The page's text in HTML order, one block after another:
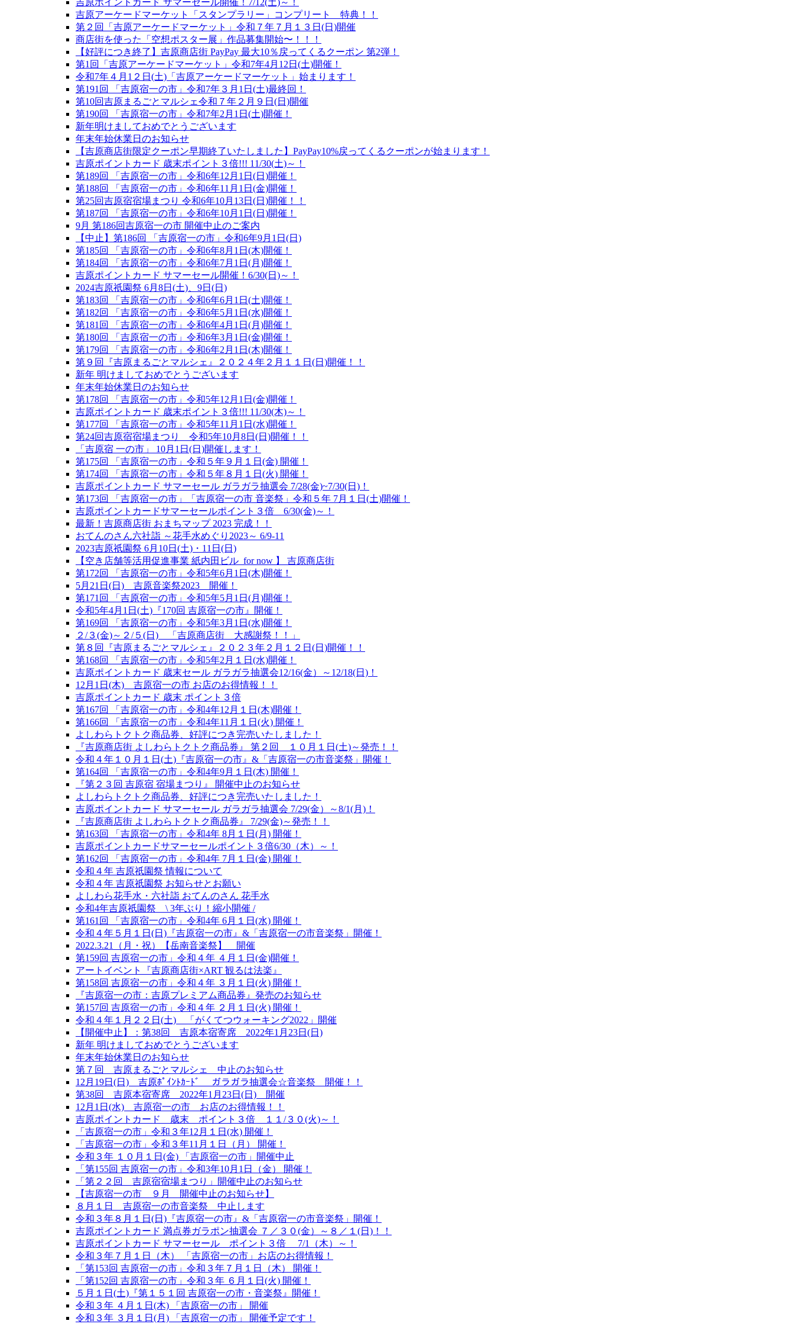
吉原アーケードマーケット「スタンプラリー」コンプリート 特典！！
第２回「吉原アーケードマーケット」令和７年７月１３日(日)開催
商店街を使った「空想ポスター展」作品募集開始〜！！！
【好評につき終了】吉原商店街 PayPay 最大10％戻ってくるクーポン 第2弾！
第1回「吉原アーケードマーケット」令和7年4月12日(土)開催！
令和7年４月1２日(土)「吉原アーケードマーケット」始まります！
第191回 「吉原宿一の市」令和7年３月1日(土)最終回！
第10回吉原まるごとマルシェ令和７年２月９日(日)開催
第190回 「吉原宿一の市」令和7年2月1日(土)開催！
新年明けましておめでとうございます
年末年始休業日のお知らせ
【吉原商店街限定クーポン早期終了いたしました】PayPay10%戻ってくるクーポンが始まります！
吉原ポイントカード 歳末ポイント３倍!!! 11/30(土)～！
第189回 「吉原宿一の市」令和6年12月1日(日)開催！
第188回 「吉原宿一の市」令和6年11月1日(金)開催！
第25回吉原宿宿場まつり 令和6年10月13日(日)開催！！
第187回 「吉原宿一の市」令和6年10月1日(日)開催！
9月 第186回吉原宿一の市 開催中止のご案内
【中止】第186回 「吉原宿一の市」令和6年9月1日(日)
第185回 「吉原宿一の市」令和6年8月1日(木)開催！
第184回 「吉原宿一の市」令和6年7月1日(月)開催！
吉原ポイントカード サマーセール開催！6/30(日)～！
2024吉原祇園祭 6月8日(土)、9日(日)
第183回 「吉原宿一の市」令和6年6月1日(土)開催！
第182回 「吉原宿一の市」令和6年5月1日(水)開催！
第181回 「吉原宿一の市」令和6年4月1日(月)開催！
第180回 「吉原宿一の市」令和6年3月1日(金)開催！
第179回 「吉原宿一の市」令和6年2月1日(木)開催！
第９回『吉原まるごとマルシェ』２０２４年２月１１日(日)開催！！
新年 明けましておめでとうございます
年末年始休業日のお知らせ
第178回 「吉原宿一の市」令和5年12月1日(金)開催！
吉原ポイントカード 歳末ポイント３倍!!! 11/30(木)～！
第177回 「吉原宿一の市」令和5年11月1日(水)開催！
第24回吉原宿宿場まつり 令和5年10月8日(日)開催！！
「吉原宿 一の市」 10月1日(日)開催します！
第175回 「吉原宿一の市」令和５年９月１日(金) 開催！
第174回 「吉原宿一の市」令和５年８月１日(火) 開催！
吉原ポイントカード サマーセール ガラガラ抽選会 7/28(金)~7/30(日)！
第173回 「吉原宿一の市」「吉原宿一の市 音楽祭」令和５年 7月１日(土)開催！
吉原ポイントカードサマーセールポイント３倍 6/30(金)～！
最新！吉原商店街 おまちマップ 2023 完成！！
おてんのさん六社詣 ～花手水めぐり2023～ 6/9-11
2023吉原祇園祭 6月10日(土)・11日(日)
【空き店舗等活用促進事業 紙内田ビル_for now 】 吉原商店街
第172回 「吉原宿一の市」令和5年6月1日(木)開催！
5月21日(日) 吉原音楽祭2023 開催！
第171回 「吉原宿一の市」令和5年5月1日(月)開催！
令和5年4月1日(土)『170回 吉原宿一の市』開催！
第169回 「吉原宿一の市」令和5年3月1日(水)開催！
２/３(金)～２/５(日) 「吉原商店街 大感謝祭！！」
第８回『吉原まるごとマルシェ』２０２３年２月１２日(日)開催！！
第168回 「吉原宿一の市」令和5年2月１日(水)開催！
吉原ポイントカード 歳末セール ガラガラ抽選会12/16(金）～12/18(日)！
12月1日(木) 吉原宿一の市 お店のお得情報！！
吉原ポイントカード 歳末 ポイント３倍
第167回 「吉原宿一の市」令和4年12月１日(木)開催！
第166回 「吉原宿一の市」令和4年11月１日(火) 開催！
よしわらトクトク商品券、好評につき完売いたしました！
『吉原商店街 よしわらトクトク商品券』 第２回 １０月１日(土)～発売！！
令和４年１０月１日(土)『吉原宿一の市』&「吉原宿一の市音楽祭」開催！
第164回 「吉原宿一の市」令和4年9月１日(木) 開催！
『第２３回 吉原宿 宿場まつり』 開催中止のお知らせ
よしわらトクトク商品券、好評につき完売いたしました！
吉原ポイントカード サマーセール ガラガラ抽選会 7/29(金）～8/1(月)！
『吉原商店街 よしわらトクトク商品券』 7/29(金)～発売！！
第163回 「吉原宿一の市」令和4年 8月１日(月) 開催！
吉原ポイントカードサマーセールポイント３倍6/30（木）～！
第162回 「吉原宿一の市」令和4年 7月１日(金) 開催！
令和４年 吉原祇園祭 情報について
令和４年 吉原祇園祭 お知らせとお願い
よしわら花手水・六社詣 おてんのさん 花手水
令和4年吉原祇園祭 \ 3年ぶり！縮小開催 /
第161回 「吉原宿一の市」令和4年 6月１日(水) 開催！
令和４年５月１日(日)『吉原宿一の市』&「吉原宿一の市音楽祭」開催！
2022.3.21（月・祝）【岳南音楽祭】 開催
第159回 吉原宿一の市」令和４年 ４月１日(金)開催！
アートイベント『吉原商店街×️ART 観るは法楽』
第158回 吉原宿一の市」令和４年 ３月１日(火) 開催！
『吉原宿一の市：吉原プレミアム商品券』発売のお知らせ
第157回 吉原宿一の市」令和４年 ２月１日(火) 開催！
令和４年１月２２日(土) 「がくてつウォーキング2022」開催
【開催中止】：第38回 吉原本宿寄席 2022年1月23日(日)
新年 明けましておめでとうございます
年末年始休業日のお知らせ
第７回 吉原まるごとマルシェ 中止のお知らせ
12月19日(日) 吉原ﾎﾟｲﾝﾄｶｰﾄﾞ ガラガラ抽選会☆音楽祭 開催！！
第38回 吉原本宿寄席 2022年1月23日(日) 開催
12月1日(水) 吉原宿一の市 お店のお得情報！！
吉原ポイントカード 歳末 ポイント３倍 １１/３０(火)～！
「吉原宿一の市」令和３年12月１日(水) 開催！
「吉原宿一の市」令和３年11月１日（月） 開催！
令和３年 １０月１日(金) 「吉原宿一の市」開催中止
「第155回 吉原宿一の市」令和3年10月1日（金） 開催！
「第２２回 吉原宿宿場まつり」開催中止のお知らせ
【吉原宿一の市 ９月 開催中止のお知らせ】
８月１日 吉原宿一の市音楽祭 中止します
令和３年８月１日(日)『吉原宿一の市』&「吉原宿一の市音楽祭」開催！
吉原ポイントカード 満点券ガラポン抽選会 ７／３０(金）～８／１(日)！！
吉原ポイントカード サマーセール ポイント３倍 7/1（木）～！
令和３年７月１日（木） 「吉原宿一の市」お店のお得情報！
「第153回 吉原宿一の市」令和３年７月１日（木） 開催！
「第152回 吉原宿一の市」令和３年 ６月１日(火) 開催！
５月１日(土)『第１５１回 吉原宿一の市・音楽祭』開催！
令和３年 ４月１日(木) 「吉原宿一の市」 開催
令和３年 ３月１日(月) 「吉原宿一の市」 開催予定です！